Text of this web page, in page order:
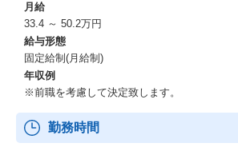
月給
33.4 ～ 50.2万円
給与形態
固定給制(月給制)
年収例
※前職を考慮して決定致します。
勤務時間